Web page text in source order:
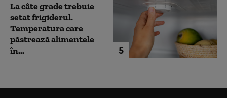
5
La câte grade trebuie
setat frigiderul.
Temperatura care
păstrează alimentele
în...